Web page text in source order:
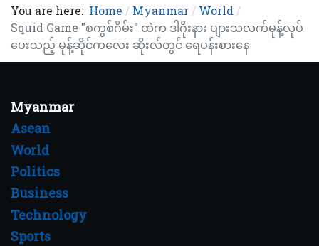
You are here: Home Myanmar
World
Squid Game "စကွစ်ဂိမ်း" ထဲက ဒါဂိုးနား ပျားသလက်မုန့်လုပ်
ပေးသည့် မုန့်ဆိုင်ကလေး ဆိုးလ်တွင် ရေပန်းစားနေ
Myanmar
Asean
World
Politics
Business
Technology
Sports